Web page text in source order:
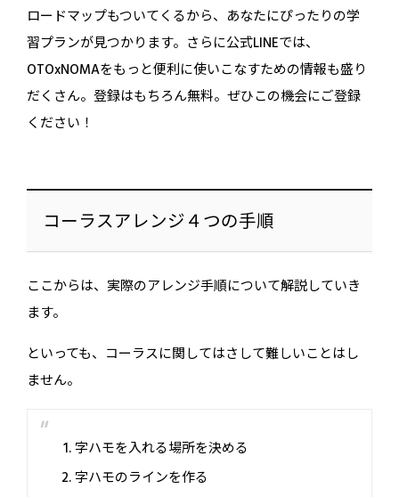
ロードマップもついてくるから、あなたにぴったりの学
習プランが見つかります。さらに公式LINEでは、
OTOxNOMAをもっと便利に使いこなすための情報も盛り
だくさん。登録はもちろん無料。ぜひこの機会にご登録
ください！
コーラスアレンジ４つの手順
ここからは、実際のアレンジ手順について解説していき
ます。
といっても、コーラスに関してはさして難しいことはし
ません。
字ハモを入れる場所を決める
字ハモのラインを作る